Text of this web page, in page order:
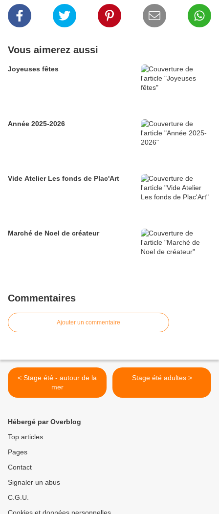
Vous aimerez aussi
Joyeuses fêtes
Année 2025-2026
Vide Atelier Les fonds de Plac'Art
Marché de Noel de créateur
Commentaires
Ajouter un commentaire
< Stage été - autour de la
mer
Stage été adultes >
Hébergé par Overblog
Top articles
Pages
Contact
Signaler un abus
C.G.U.